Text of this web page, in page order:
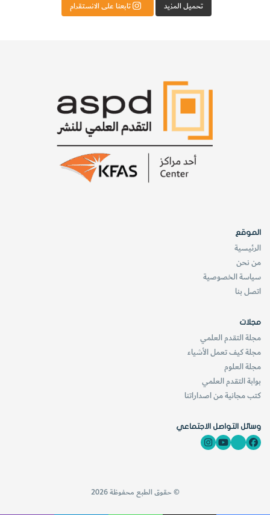
تحميل المزيد تابعنا على الانستقرام
الموقع
الرئيسية
من نحن
سياسة الخصوصية
اتصل بنا
مجلات
مجلة التقدم العلمي
مجلة كيف تعمل الأشياء
مجلة العلوم
بوابة التقدم العلمي
كتب مجانية من اصداراتنا
وسائل التواصل الاجتماعي
© حقوق الطبع محفوظة 2026